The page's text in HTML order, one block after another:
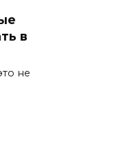
в
не